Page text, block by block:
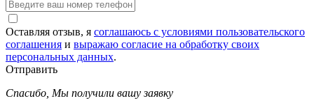
Оставляя отзыв, я соглашаюсь с условиями пользовательского
соглашения и выражаю согласие на обработку своих
персональных данных.
Отправить
Спасибо, Мы получили вашу заявку